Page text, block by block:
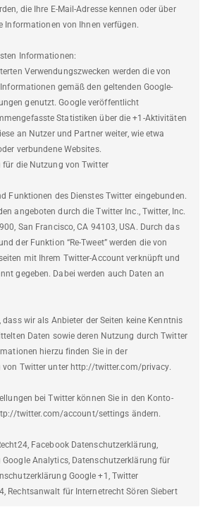
die Ihre E-Mail-Adresse kennen oder über
Informationen von Ihnen verfügen.
Informationen:
Verwendungszwecken werden die von
gemäß den geltenden Google-
genutzt. Google veröffentlicht
Statistiken über die +1-Aktivitäten
an Nutzer und Partner weiter, wie etwa
verbundene Websites.
für die Nutzung von Twitter
Funktionen des Dienstes Twitter eingebunden.
angeboten durch die Twitter Inc., Twitter, Inc.
San Francisco, CA 94103, USA. Durch das
der Funktion “Re-Tweet” werden die von
mit Ihrem Twitter-Account verknüpft und
gegeben. Dabei werden auch Daten an
wir als Anbieter der Seiten keine Kenntnis
Daten sowie deren Nutzung durch Twitter
hierzu finden Sie in der
von Twitter unter http://twitter.com/privacy.
bei Twitter können Sie in den Konto-
twitter.com/account/settings ändern.
Facebook Datenschutzerklärung,
Analytics, Datenschutzerklärung für
Google +1, Twitter
Rechtsanwalt für Internetrecht Sören Siebert